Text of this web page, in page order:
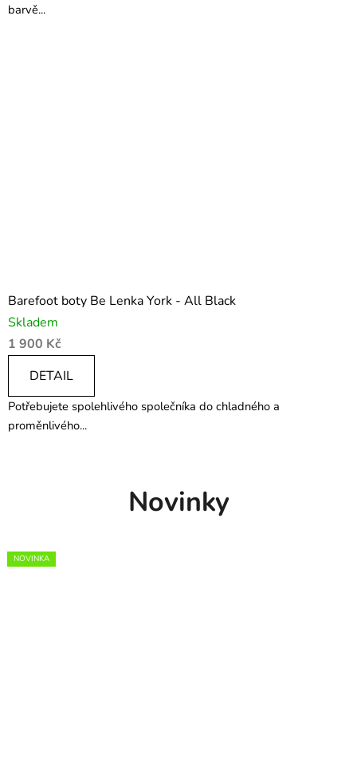
barvě...
Barefoot boty Be Lenka York - All Black
Skladem
1 900 Kč
DETAIL
Potřebujete spolehlivého společníka do chladného a
proměnlivého...
Novinky
NOVINKA
NOVINKA
NOVINKA